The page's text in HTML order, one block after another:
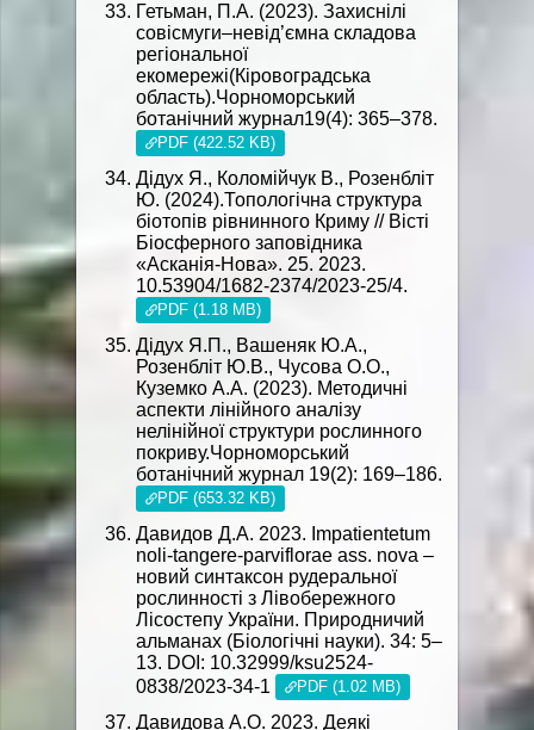
Гетьман, П.A. (2023). Захиснілі
совісмуги–невід’ємна складова
регіональної
екомережі(Кіровоградська
область).Чорноморський
ботанічний журнал19(4): 365–378.
PDF (422.52 KB)
Дідух Я., Коломійчук В., Розенбліт
Ю. (2024).Топологічна структура
біотопів рівнинного Криму // Вісті
Біосферного заповідника
«Асканія-Нова». 25. 2023.
10.53904/1682-2374/2023-25/4.
PDF (1.18 MB)
Дідух Я.П., Вашеняк Ю.А.,
Розенбліт Ю.В., Чусова О.О.,
Куземко А.А. (2023). Методичні
аспекти лінійного аналізу
нелінійної структури рослинного
покриву.Чорноморський
ботанічний журнал 19(2): 169–186.
PDF (653.32 KB)
Давидов Д.А. 2023. Impatientetum
noli-tangere-parviflorae ass. nova –
новий синтаксон рудеральної
рослинності з Лівобережного
Лісостепу України. Природничий
альманах (Біологічні науки). 34: 5–
13. DOI: 10.32999/ksu2524-
0838/2023-34-1
PDF (1.02 MB)
Давидова А.О. 2023. Деякі